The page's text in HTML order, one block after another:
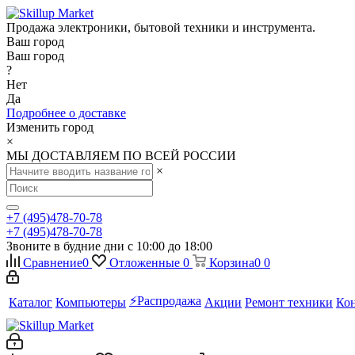
Продажа электроники, бытовой техники и инструмента.
Ваш город
Ваш город
?
Нет
Да
Подробнее о доставке
Изменить город
×
МЫ ДОСТАВЛЯЕМ ПО ВСЕЙ РОССИИ
×
+7 (495)478-70-78
+7 (495)478-70-78
Звоните в будние дни с 10:00 до 18:00
Сравнение0 Отложенные 0 Корзина0 0
Каталог Компьютеры ⚡️Распродажа Акции Ремонт техники